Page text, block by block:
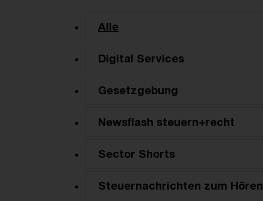
Alle
Digital Services
Gesetzgebung
Newsflash steuern+recht
Sector Shorts
Steuernachrichten zum Hören